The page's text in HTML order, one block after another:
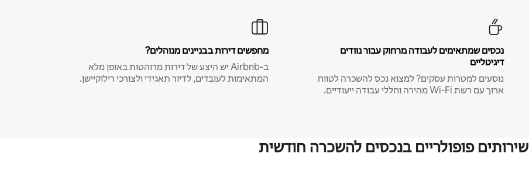
נכסים שמתאימים לעבודה מרחוק עבור נוודים
דיגיטליים
נוסעים למטרות עסקים? למצוא נכס להשכרה לטווח
ארוך עם רשת Wi-Fi מהירה וחללי עבודה ייעודיים.
מחפשים דירות בבניינים מנוהלים?
ב-Airbnb יש היצע של דירות מרוהטות באופן מלא
המתאימות לעובדים, לדיור תאגידי ולצורכי רילוקיישן.
שירותים פופולריים בנכסים להשכרה חודשית